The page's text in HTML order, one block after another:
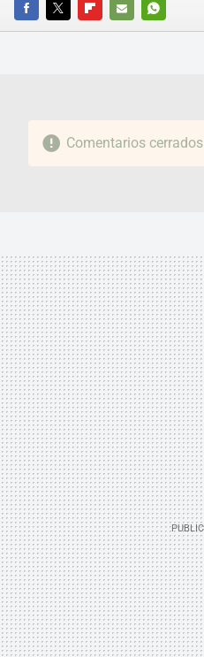
FACEBOOKTWITTERFLIPBOARD
E-
WHATSAPP
Comentarios cerrados